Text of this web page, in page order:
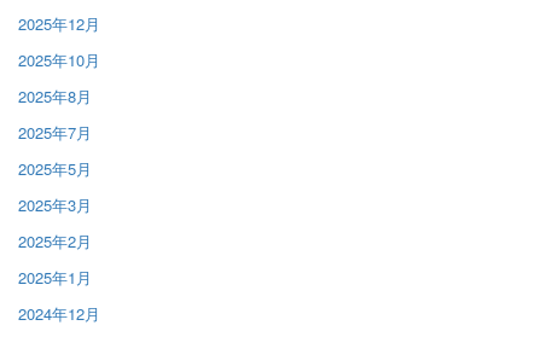
2025年12月
2025年10月
2025年8月
2025年7月
2025年5月
2025年3月
2025年2月
2025年1月
2024年12月